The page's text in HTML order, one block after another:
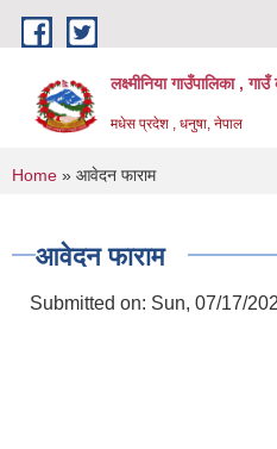
Skip to main content
लक्ष्मीनिया गाउँपालिका , गाउँ
मधेस प्रदेश , धनुषा, नेपाल
You are here
Home » आवेदन फाराम
आवेदन फाराम
Submitted on: Sun, 07/17/